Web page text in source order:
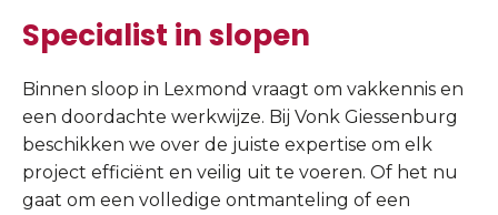
Specialist in slopen
Binnen sloop in Lexmond vraagt om vakkennis en
een doordachte werkwijze. Bij Vonk Giessenburg
beschikken we over de juiste expertise om elk
project efficiënt en veilig uit te voeren. Of het nu
gaat om een volledige ontmanteling of een